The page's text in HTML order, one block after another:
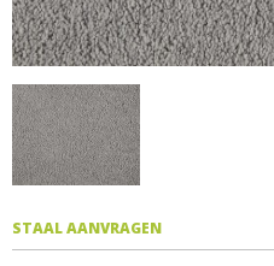
STAAL AANVRAGEN